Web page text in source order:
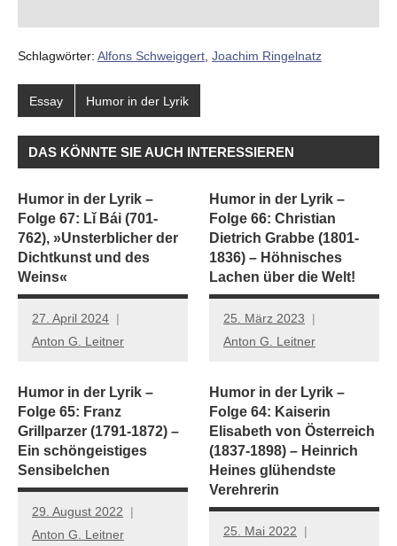
Schlagwörter: Alfons Schweiggert, Joachim Ringelnatz
Essay Humor in der Lyrik
DAS KÖNNTE SIE AUCH INTERESSIEREN
Humor in der Lyrik –
Folge 67: Lǐ Bái (701-
762), »Unsterblicher der
Dichtkunst und des
Weins«
27. April 2024
Anton G. Leitner
Humor in der Lyrik –
Folge 66: Christian
Dietrich Grabbe (1801-
1836) – Höhnisches
Lachen über die Welt!
25. März 2023
Anton G. Leitner
Humor in der Lyrik –
Folge 65: Franz
Grillparzer (1791-1872) –
Ein schöngeistiges
Sensibelchen
29. August 2022
Anton G. Leitner
Humor in der Lyrik –
Folge 64: Kaiserin
Elisabeth von Österreich
(1837-1898) – Heinrich
Heines glühendste
Verehrerin
25. Mai 2022